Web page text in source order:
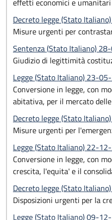
effetti economici e
Decreto legge (Stato
Misure urgenti per
Sentenza (Stato Italiano)
Giudizio di legittimità
Legge (Stato Italiano) 23-
Conversione in legge, con
abitativa, per il mercato
Decreto legge (Stato
Misure urgenti per
Legge (Stato Italiano) 22-
Conversione in legge, con
crescita, l'equita' e il
Decreto legge (Stato
Disposizioni urgenti per la
Legge (Stato Italiano) 09-